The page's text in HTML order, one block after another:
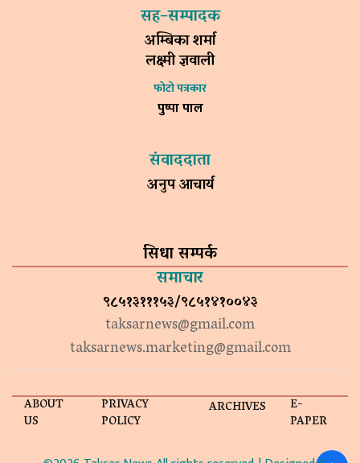
सह–सम्पादक
अम्बिका शर्मा
लक्ष्मी ज्ञवाली
फोटो पत्रकार
पुष्पा पाल
संवाददाता
अनुप आचार्य
सिधा सम्पर्क
समाचार
९८५१३१११५३/९८५१४१००४३
taksarnews@gmail.com
taksarnews.marketing@gmail.com
ABOUT
US
PRIVACY
POLICY
ARCHIVES E-
PAPER